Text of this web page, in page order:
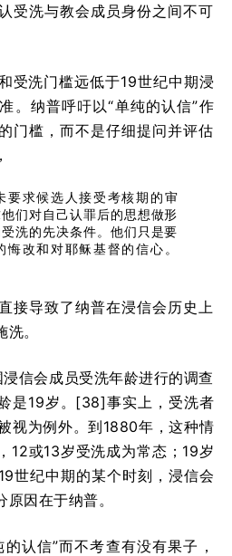
受洗与教会成员身份之间不可
受洗门槛远低于19世纪中期浸
。纳普呼吁以“单纯的认信”作
门槛，而不是仔细提问并评估
要求候选人接受考核期的审
们对自己认罪后的思想做形
洗的先决条件。他们只是要
改和对耶稣基督的信心。
接导致了纳普在浸信会历史上
。
信会成员受洗年龄进行的调查
是19岁。[38]事实上，受洗者
视为例外。到1880年，这种情
12或13岁受洗成为常态；19岁
世纪中期的某个时刻，浸信会
因在于纳普。
认信”而不考查有没有果子，